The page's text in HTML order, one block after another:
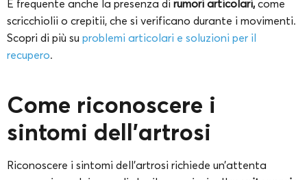
È frequente anche la presenza di rumori articolari, come
scricchiolii o crepitii, che si verificano durante i movimenti.
Scopri di più su problemi articolari e soluzioni per il
recupero.
Come riconoscere i
sintomi dell’artrosi
Riconoscere i sintomi dell’artrosi richiede un’attenta